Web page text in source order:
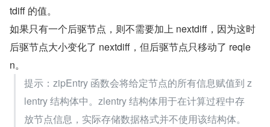
tdiff 的值。
如果只有一个后驱节点，则不需要加上 nextdiff，因为这时
后驱节点大小变化了 nextdiff，但后驱节点只移动了 reqle
n。
提示：zipEntry 函数会将给定节点的所有信息赋值到 z
lentry 结构体中。zlentry 结构体用于在计算过程中存
放节点信息，实际存储数据格式并不使用该结构体。